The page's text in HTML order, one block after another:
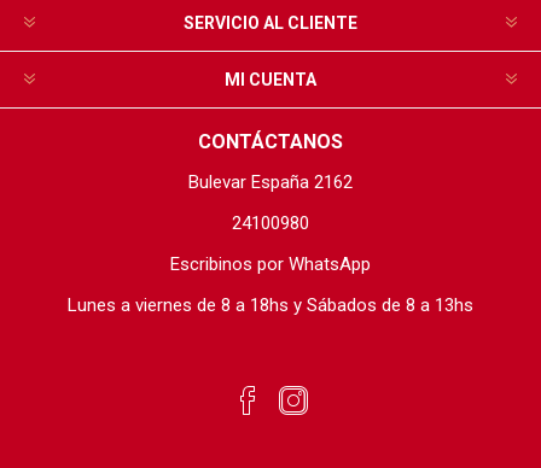
SERVICIO AL CLIENTE
MI CUENTA
CONTÁCTANOS
Bulevar España 2162
24100980
Escribinos por WhatsApp
Lunes a viernes de 8 a 18hs y Sábados de 8 a 13hs